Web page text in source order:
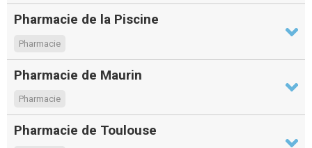
Pharmacie de la Piscine
Pharmacie
Pharmacie de Maurin
Pharmacie
Pharmacie de Toulouse